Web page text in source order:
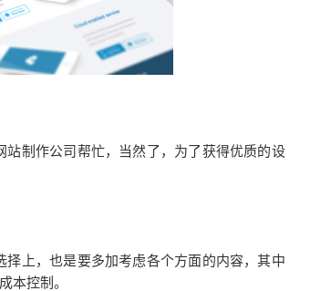
制作公司帮忙，当然了，为了获得优质的设
上，也是要多加考虑各个方面的内容，其中
本控制。